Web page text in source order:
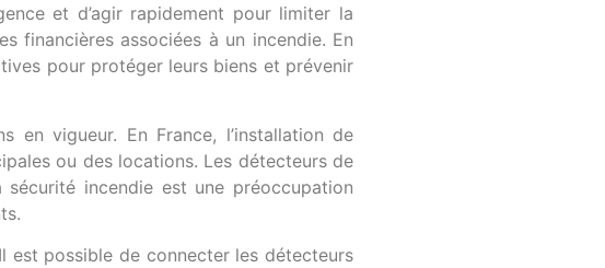
et d’agir rapidement pour limiter la
financières associées à un incendie. En
pour protéger leurs biens et prévenir
en vigueur. En France, l’installation de
ou des locations. Les détecteurs de
incendie est une préoccupation
est possible de connecter les détecteurs